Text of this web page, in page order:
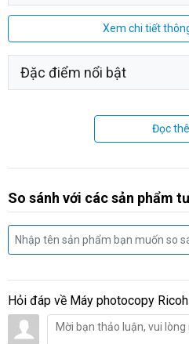
Xem chi tiết
Đặc điểm nổi bật
Đọc
So sánh với các sản phẩm
Hỏi đáp về Máy photocopy